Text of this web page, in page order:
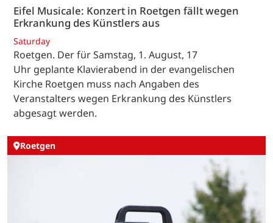
Eifel Musicale: Konzert in Roetgen fällt wegen
Erkrankung des Künstlers aus
Saturday
Roetgen. Der für Samstag, 1. August, 17
Uhr geplante Klavierabend in der evangelischen
Kirche Roetgen muss nach Angaben des
Veranstalters wegen Erkrankung des Künstlers
abgesagt werden.
Roetgen